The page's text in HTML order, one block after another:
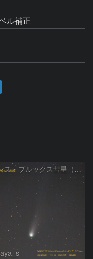
ル補正
ポンス・ブルックス彗星（12P/Pons-Brooks）2024/04/01